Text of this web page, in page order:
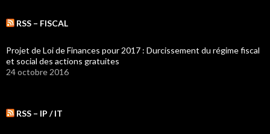
RSS – FISCAL
Projet de Loi de Finances pour 2017 : Durcissement du régime fiscal
et social des actions gratuites
24 octobre 2016
RSS – IP / IT